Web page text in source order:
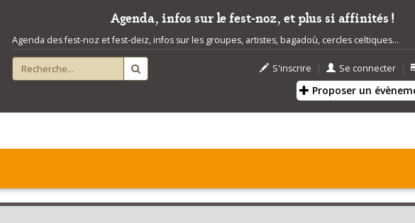
Agenda, infos sur le fest-noz, et plus si affinités !
Agenda des fest-noz et fest-deiz, infos sur les groupes, artistes, bagadoù, cercles celtiques...
S'inscrire | Se connecter |
Proposer un